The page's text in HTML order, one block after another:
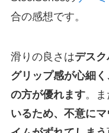
合の感想です。
滑りの良さはデス
グリップ感が心細
の方が優れます。ま
いるため、不意に